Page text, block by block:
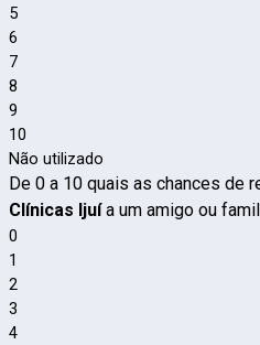
5
6
7
8
9
10
Não utilizado
De 0 a 10 quais as chances de
Clínicas Ijuía um amigo ou
0
1
2
3
4